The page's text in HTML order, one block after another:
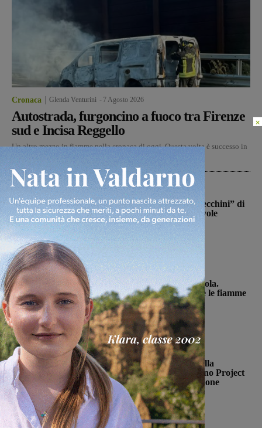
Cronaca Glenda Venturini 7 Agosto 2026
Autostrada, furgoncino a fuoco tra Firenze
sud e Incisa Reggello
Un altro mezzo in fiamme nella cronaca di oggi. Questa volta è successo in
Calcio
Il Terranuova Traiana allo “Zecchini” di
Grosseto per una gara amichevole
Michele Bossini 7 Agosto 2026
Cronaca
Incendio nel bosco della Trappola.
Soccorsi sul posto per spegnere le fiamme
Monica Campani - 7 Agosto 2026
Pallavolo
Il progetto di valorizzazione della
pallavolo femminile del Valdarno Project
pronto per la sua seconda stagione
Michele Bossini - 7 Agosto 2026
×